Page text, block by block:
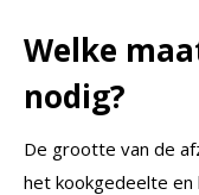
Welke
nodig?
De grootte van de
het kookgedeelte